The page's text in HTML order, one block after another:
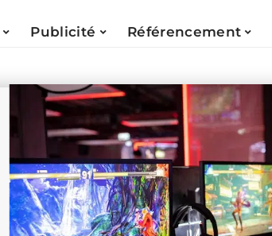
Publicité Référencement